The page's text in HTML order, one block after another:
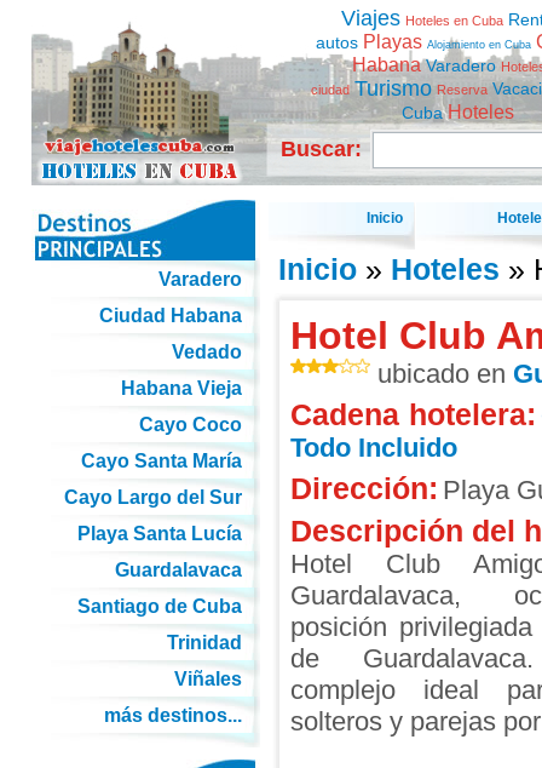
Viajes Hoteles en Cuba
autos Playas Alojamiento en Cuba
Habana Varadero
ciudad Turismo Reserva
Cuba Hoteles
Buscar:
Inicio
Inicio» Hoteles »
Hotel Club
ubicado en
Cadena hotelera:
Todo Incluido
Dirección: Playa
Descripción del
Hotel Club
Guardalavaca,
posición
de
complejo ideal
solteros y parejas
Varadero
Ciudad Habana
Vedado
Habana Vieja
Cayo Coco
Cayo Santa María
Cayo Largo del Sur
Playa Santa Lucía
Guardalavaca
Santiago de Cuba
Trinidad
Viñales
más destinos...